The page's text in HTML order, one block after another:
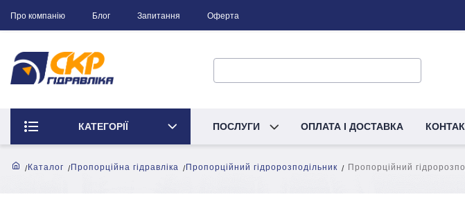
Про компанію Блог Запитання Оферта
КАТЕГОРІЇ ПОСЛУГИ ОПЛАТА І ДОСТАВКА
Каталог Пропорційна гідравліка Пропорційний гідророзподільник Пропорційний